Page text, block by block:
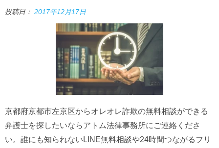
投稿日： 2017年12月17日
京都府京都市左京区からオレオレ詐欺の無料相談ができる
弁護士を探したいならアトム法律事務所にご連絡くださ
い。誰にも知られないLINE無料相談や24時間つながるフリ